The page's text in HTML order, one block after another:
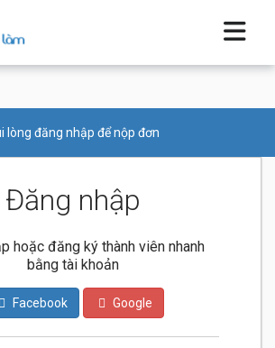
lòng đăng nhập để nộp đơn
Đăng nhập
hoặc đăng ký thành viên nhanh
bằng tài khoản
Facebook Google